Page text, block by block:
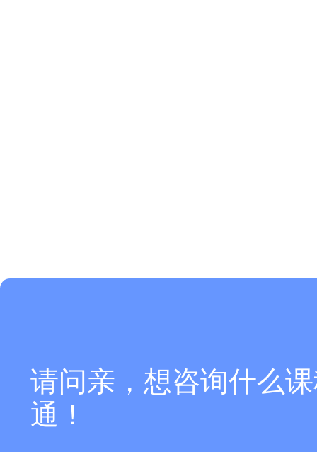
请问亲，想咨询什么
通！